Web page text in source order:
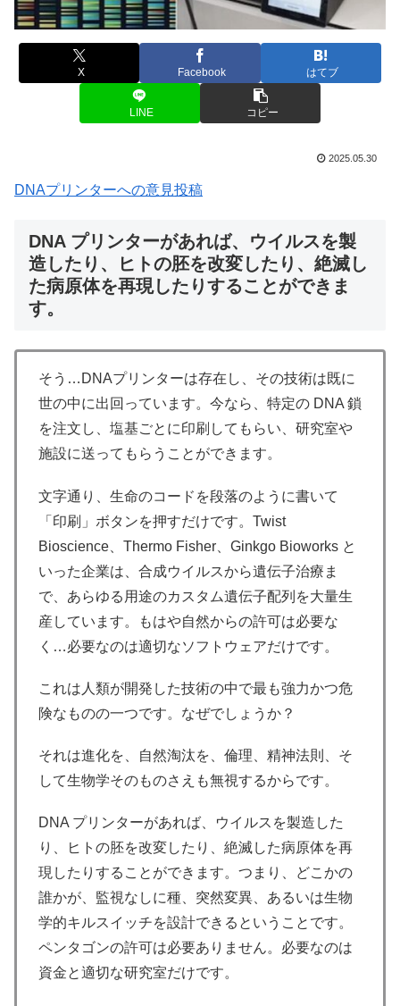
X Facebook はてブ
LINE コピー
2025.05.30
DNAプリンターへの意見投稿
DNA プリンターがあれば、ウイルスを製
造したり、ヒトの胚を改変したり、絶滅し
た病原体を再現したりすることができま
す。
そう…DNAプリンターは存在し、その技術は既に
世の中に出回っています。今なら、特定の DNA 鎖
を注文し、塩基ごとに印刷してもらい、研究室や
施設に送ってもらうことができます。
文字通り、生命のコードを段落のように書いて
「印刷」ボタンを押すだけです。Twist
Bioscience、Thermo Fisher、Ginkgo Bioworks と
いった企業は、合成ウイルスから遺伝子治療ま
で、あらゆる用途のカスタム遺伝子配列を大量生
産しています。もはや自然からの許可は必要な
く…必要なのは適切なソフトウェアだけです。
これは人類が開発した技術の中で最も強力かつ危
険なものの一つです。なぜでしょうか？
それは進化を、自然淘汰を、倫理、精神法則、そ
して生物学そのものさえも無視するからです。
DNA プリンターがあれば、ウイルスを製造した
り、ヒトの胚を改変したり、絶滅した病原体を再
現したりすることができます。つまり、どこかの
誰かが、監視なしに種、突然変異、あるいは生物
学的キルスイッチを設計できるということです。
ペンタゴンの許可は必要ありません。必要なのは
資金と適切な研究室だけです。